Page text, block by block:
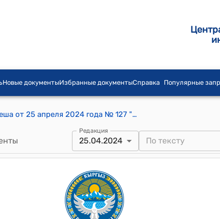
Новые документыИзбранные документыСправка Популярные
Постановление Бишкекского городского кенеша от 25 апреля 2024 года № 127 "О внесении изменений и дополнений в постановление Бишкекского городского кенеша "Об одобрении соглашения о сотрудничестве между мэрией города Бишкек и Министерством внутренних дел Кыргызской Республики" от 27 декабря 2023 года № 101"
Редакция
25.04.2024